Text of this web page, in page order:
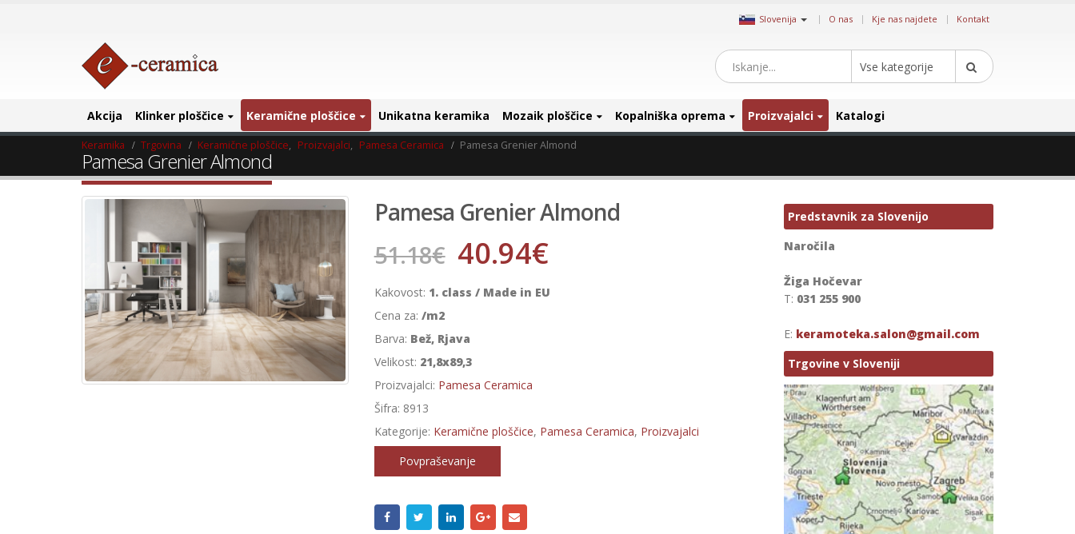
Slovenija | O nas Kje nas najdete Kontakt
Vse kategorije
Akcija Klinker ploščice Keramične ploščice Unikatna keramika Mozaik ploščice Kopalniška oprema Proizvajalci Katalogi
Keramika Trgovina Keramične ploščice, Proizvajalci, Pamesa Ceramica Pamesa Grenier Almond
Pamesa Grenier Almond
Pamesa Grenier Almond
51.18€ 40.94€
Kakovost: 1. class / Made in EU
Cena za: /m2
Barva: Bež, Rjava
Velikost: 21,8x89,3
Proizvajalci: Pamesa Ceramica
Šifra: 8913
Kategorije: Keramične ploščice, Pamesa Ceramica, Proizvajalci
Povpraševanje
Predstavnik za Slovenijo
Naročila
Žiga Hočevar
T: 031 255 900
E: keramoteka.salon@gmail.com
Trgovine v Sloveniji